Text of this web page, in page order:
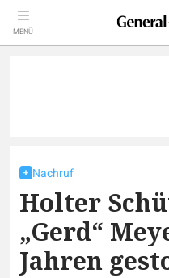
MENÜ
Nachruf
Holter
„Gerd“
Jahren